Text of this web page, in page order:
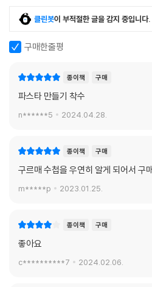
홍합 토마토 파스타
오이스터 크림 파스타
호두 크림 파스타
말린 호박을 ?은 들깨 크림 파스타
단호박 크림 파스타
3. 오일 소스 파스타
봉골레 파스타
바질 페스토 파스타
아티초크와 새우를 곁들인 오일 파스타
클린봇이 부적절한 글을 감지 중입니다.
구매한줄평
종이책 구매
파스타 만들기 착수
n******5 2024.04.28.
종이책 구매
구르매 수첩을 우연히 알게 되어서 구
m*****p 2023.01.25.
종이책 구매
좋아요
c**********7 2024.02.06.